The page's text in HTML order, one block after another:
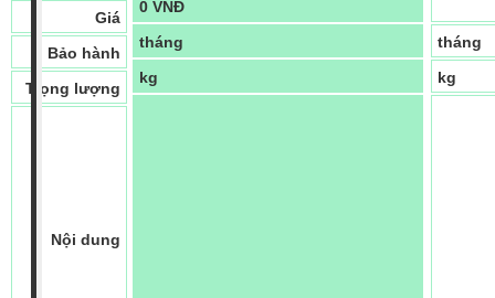
Giá
Bảo hành
Trọng lượng
Nội dung
0 VNĐ
tháng
kg
tháng
kg